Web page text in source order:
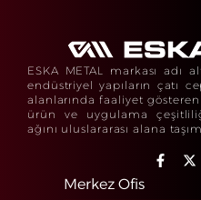
ESKA METAL markası adı
endüstriyel yapıların çatı
alanlarında faaliyet
ürün ve uygulama
ağını uluslararası alana
Merkez Ofis